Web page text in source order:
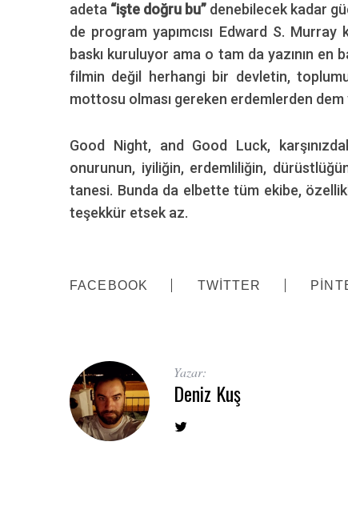
adeta “işte doğru bu” denebilecek kadar
de program yapımcısı Edward S. Murray
baskı kuruluyor ama o tam da yazının en
filmin değil herhangi bir devletin,
mottosu olması gereken erdemlerden
Good Night, and Good Luck,
onurunun, iyiliğin, erdemliliğin,
tanesi. Bunda da elbette tüm ekibe,
teşekkür etsek az.
FACEBOOK TWITTER
Yazar:
Deniz Kuş